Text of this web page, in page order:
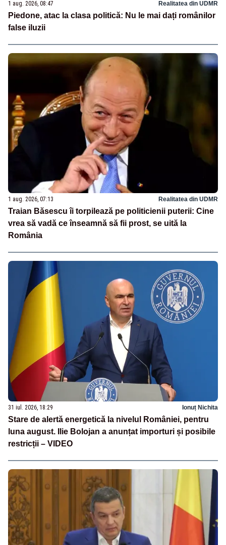
1 aug. 2026, 08:47 Realitatea din UDMR
Piedone, atac la clasa politică: Nu le mai dați românilor
false iluzii
1 aug. 2026, 07:13 Realitatea din UDMR
Traian Băsescu îi torpilează pe politicienii puterii: Cine
vrea să vadă ce înseamnă să fii prost, se uită la
România
31 iul. 2026, 18:29 Ionuț Nichita
Stare de alertă energetică la nivelul României, pentru
luna august. Ilie Bolojan a anunțat importuri și posibile
restricții – VIDEO